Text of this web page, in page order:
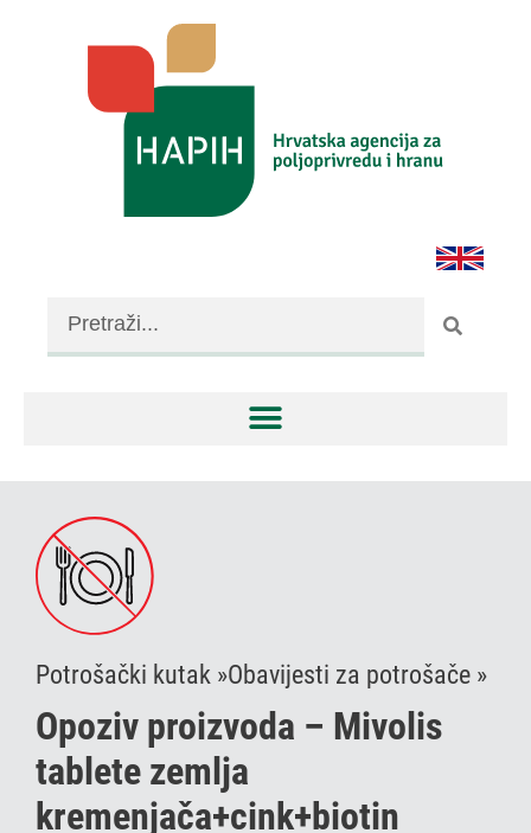
Potrošački kutak »Obavijesti za potrošače »
Opoziv proizvoda – Mivolis
tablete zemlja
kremenjača+cink+biotin